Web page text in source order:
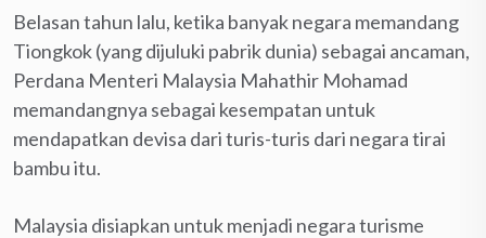
Belasan tahun lalu, ketika banyak negara memandang
Tiongkok (yang dijuluki pabrik dunia) sebagai ancaman,
Perdana Menteri Malaysia Mahathir Mohamad
memandangnya sebagai kesempatan untuk
mendapatkan devisa dari turis-turis dari negara tirai
bambu itu.
Malaysia disiapkan untuk menjadi negara turisme